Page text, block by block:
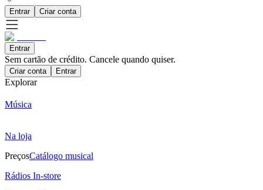
Entrar Criar conta
Entrar
Sem cartão de crédito. Cancele quando quiser.
Criar conta Entrar
Explorar
Música
Na loja
PreçosCatálogo musical
Rádios In-store